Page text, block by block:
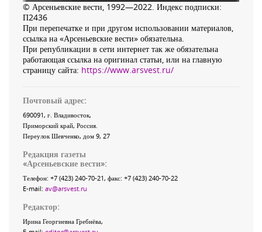
© Арсеньевские вести, 1992—2022. Индекс подписки:
П2436
При перепечатке и при другом использовании материалов,
ссылка на «Арсеньевские вести» обязательна.
При републикации в сети интернет так же обязательна
работающая ссылка на оригинал статьи, или на главную
страницу сайта: https://www.arsvest.ru/
Почтовый адрес:
690091, г. Владивосток,
Приморский край, Россия
Переулок Шевченко, дом 9, 27
Редакция газеты
«Арсеньевские вести»:
Телефон: +7 (423) 240-70-21, факс: +7 (423) 240-70-22
E-mail: av@arsvest.ru
Редактор:
Ирина Георгиевна Гребнёва,